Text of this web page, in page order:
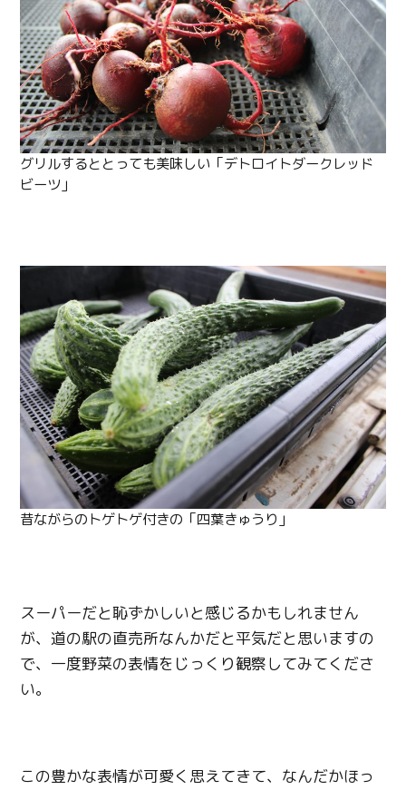
グリルするととっても美味しい「デトロイトダークレッド
ビーツ」
昔ながらのトゲトゲ付きの「四葉きゅうり」
スーパーだと恥ずかしいと感じるかもしれません
が、道の駅の直売所なんかだと平気だと思いますの
で、一度野菜の表情をじっくり観察してみてくださ
い。
この豊かな表情が可愛く思えてきて、なんだかほっ